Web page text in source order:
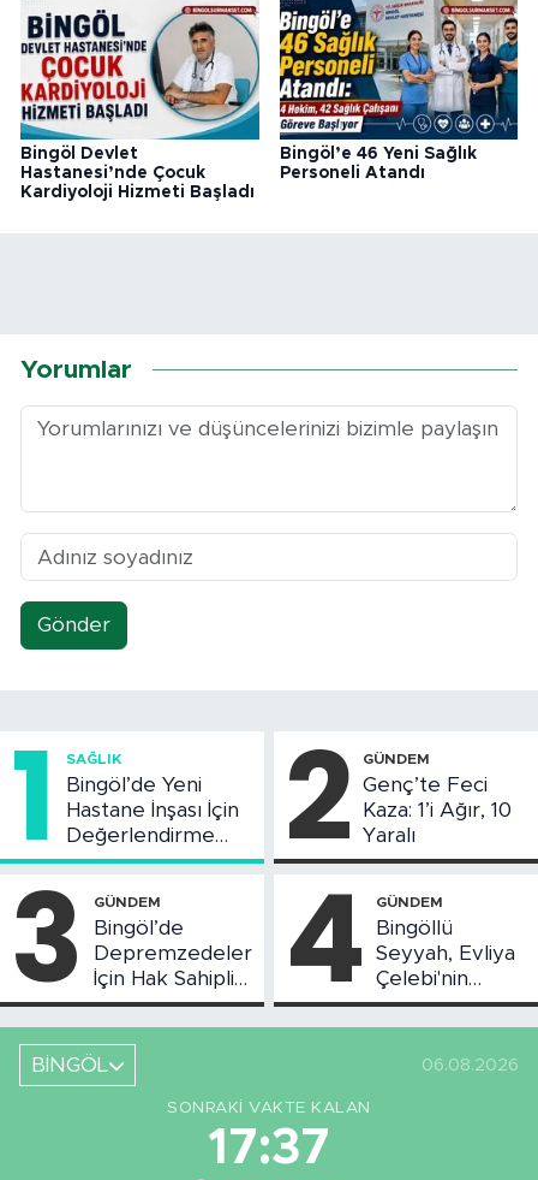
Bingöl Devlet
Hastanesi’nde Çocuk
Kardiyoloji Hizmeti Başladı
Bingöl’e 46 Yeni Sağlık
Personeli Atandı
Yorumlar
Gönder
1 SAĞLIK
Bingöl’de Yeni
Hastane İnşası İçin
Değerlendirme
Toplantısı Yapıldı
2 GÜNDEM
Genç’te Feci
Kaza: 1’i Ağır, 10
Yaralı
3 GÜNDEM
Bingöl’de
Depremzedeler
İçin Hak Sahipliği
Askı Süreci
Başladı
4 GÜNDEM
Bingöllü
Seyyah, Evliya
Çelebi'nin
Bahsettiği
Bingöl'deki O
BİNGÖL 06.08.2026
SONRAKI VAKTE KALAN
17:36